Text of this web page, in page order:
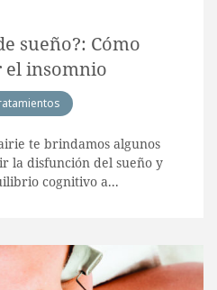
sueño?: Cómo
el insomnio
te brindamos algunos
la disfunción del sueño y
cognitivo a...